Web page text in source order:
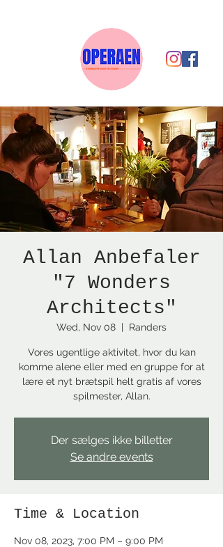
Allan Anbefaler
"7 Wonders
Architects"
Wed, Nov 08
  |
Randers
Vores ugentlige aktivitet, hvor du kan
komme alene eller med en gruppe for at
lære et nyt brætspil helt gratis af vores
spilmester, Allan.
Der sælges ikke billetter
Se andre events
Time & Location
Nov 08, 2023, 7:00 PM – 9:00 PM